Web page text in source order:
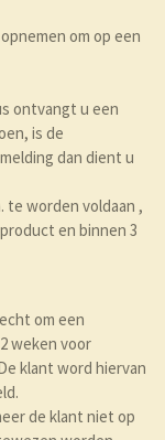
om op een
ontvangt u een
is de
dan dient u
te worden voldaan ,
en binnen 3
om een
weken voor
klant word hiervan
de klant niet op